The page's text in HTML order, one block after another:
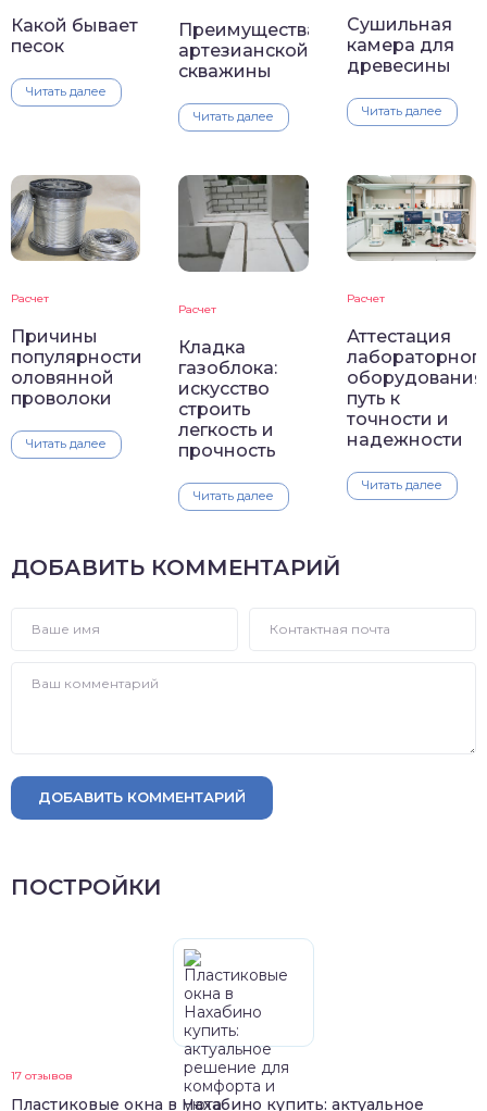
Какой бывает
песок
Читать далее
Преимущества
артезианской
скважины
Читать далее
Сушильная
камера для
древесины
Читать далее
Расчет
Причины
популярности
оловянной
проволоки
Читать далее
Расчет
Кладка
газоблока:
искусство
строить
легкость и
прочность
Читать далее
Расчет
Аттестация
оборудования:
путь к
точности и
надежности
Читать далее
ДОБАВИТЬ КОММЕНТАРИЙ
ДОБАВИТЬ КОММЕНТАРИЙ
ПОСТРОЙКИ
17 отзывов
Пластиковые окна в Нахабино купить: актуальное